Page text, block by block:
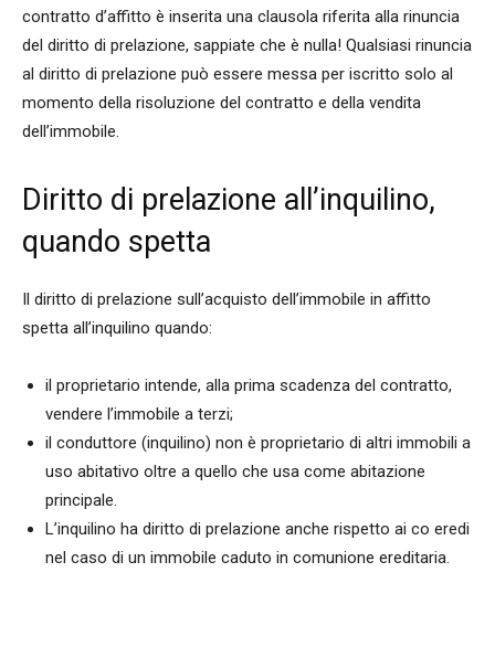
contratto d’affitto è inserita una clausola riferita alla rinuncia
del diritto di prelazione, sappiate che è nulla! Qualsiasi rinuncia
al diritto di prelazione può essere messa per iscritto solo al
momento della risoluzione del contratto e della vendita
dell’immobile.
Diritto di prelazione all’inquilino,
quando spetta
Il diritto di prelazione sull’acquisto dell’immobile in affitto
spetta all’inquilino quando:
il proprietario intende, alla prima scadenza del contratto,
vendere l’immobile a terzi;
il conduttore (inquilino) non è proprietario di altri immobili a
uso abitativo oltre a quello che usa come abitazione
principale.
L’inquilino ha diritto di prelazione anche rispetto ai co eredi
nel caso di un immobile caduto in comunione ereditaria.